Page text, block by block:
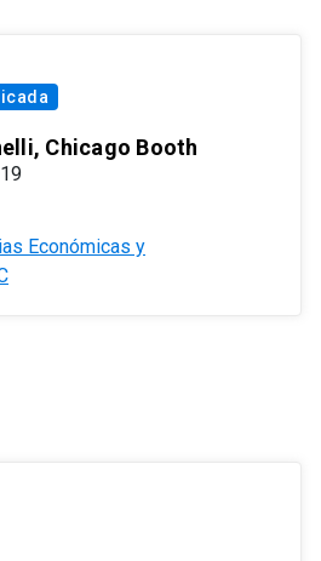
Chicago Booth
Económicas y